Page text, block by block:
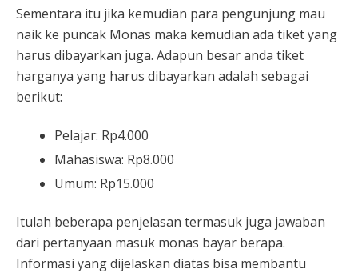
Sementara itu jika kemudian para pengunjung mau
naik ke puncak Monas maka kemudian ada tiket yang
harus dibayarkan juga. Adapun besar anda tiket
harganya yang harus dibayarkan adalah sebagai
berikut:
Pelajar: Rp4.000
Mahasiswa: Rp8.000
Umum: Rp15.000
Itulah beberapa penjelasan termasuk juga jawaban
dari pertanyaan masuk monas bayar berapa.
Informasi yang dijelaskan diatas bisa membantu